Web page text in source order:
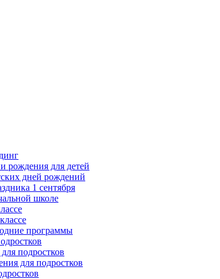
рождения для детей
дней рождений
1 сентября
школе
программы
подростков
для подростков